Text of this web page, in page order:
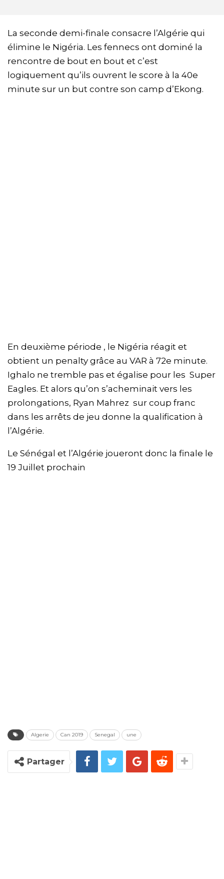
La seconde demi-finale consacre l’Algérie qui
élimine le Nigéria. Les fennecs ont dominé la
rencontre de bout en bout et c’est
logiquement qu’ils ouvrent le score à la 40e
minute sur un but contre son camp d’Ekong.
En deuxième période , le Nigéria réagit et
obtient un penalty grâce au VAR à 72e minute.
Ighalo ne tremble pas et égalise pour les Super
Eagles. Et alors qu’on s’acheminait vers les
prolongations, Ryan Mahrez sur coup franc
dans les arrêts de jeu donne la qualification à
l’Algérie.
Le Sénégal et l’Algérie joueront donc la finale le
19 Juillet prochain
Algerie Can 2019 Senegal une
Partager